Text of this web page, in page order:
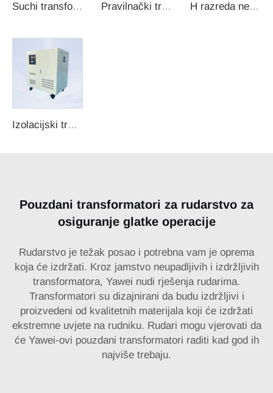
Suchi transformator Pravilnački transformator H razreda nezaštićeni suhom transformator
Izolacijski transformator
Pouzdani transformatori za rudarstvo za
osiguranje glatke operacije
Rudarstvo je težak posao i potrebna vam je oprema
koja će izdržati. Kroz jamstvo neupadljivih i izdržljivih
transformatora, Yawei nudi rješenja rudarima.
Transformatori su dizajnirani da budu izdržljivi i
proizvedeni od kvalitetnih materijala koji će izdržati
ekstremne uvjete na rudniku. Rudari mogu vjerovati da
će Yawei-ovi pouzdani transformatori raditi kad god ih
najviše trebaju.